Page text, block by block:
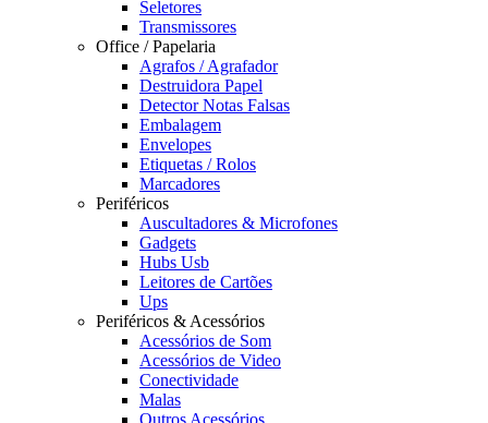
Seletores
Transmissores
Office / Papelaria
Agrafos / Agrafador
Destruidora Papel
Detector Notas Falsas
Embalagem
Envelopes
Etiquetas / Rolos
Marcadores
Periféricos
Auscultadores & Microfones
Gadgets
Hubs Usb
Leitores de Cartões
Ups
Periféricos & Acessórios
Acessórios de Som
Acessórios de Video
Conectividade
Malas
Outros Acessórios